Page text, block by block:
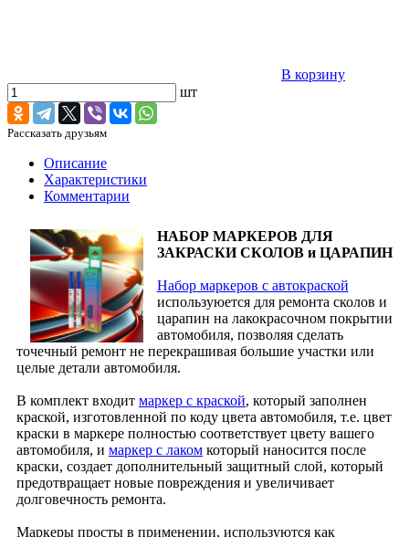
В корзину
шт
Рассказать друзьям
Описание
Характеристики
Комментарии
НАБОР МАРКЕРОВ ДЛЯ
ЗАКРАСКИ СКОЛОВ и ЦАРАПИН
Набор маркеров с автокраской
используюется для ремонта сколов и
царапин на лакокрасочном покрытии
автомобиля, позволяя сделать
точечный ремонт не перекрашивая большие участки или
целые детали автомобиля.
В комплект входит маркер с краской, который заполнен
краской, изготовленной по коду цвета автомобиля, т.е. цвет
краски в маркере полностью соответствует цвету вашего
автомобиля, и маркер с лаком который наносится после
краски, создает дополнительный защитный слой, который
предотвращает новые повреждения и увеличивает
долговечность ремонта.
Маркеры просты в применении, используются как